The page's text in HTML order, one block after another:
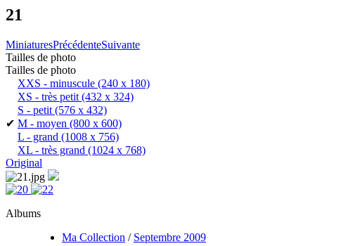
21
MiniaturesPrécédenteSuivante
Tailles de photo
Tailles de photo
XXS - minuscule (240 x 180)
XS - très petit (432 x 324)
S - petit (576 x 432)
✔ M - moyen (800 x 600)
L - grand (1008 x 756)
XL - très grand (1024 x 768)
Original
Albums
Ma Collection / Septembre 2009